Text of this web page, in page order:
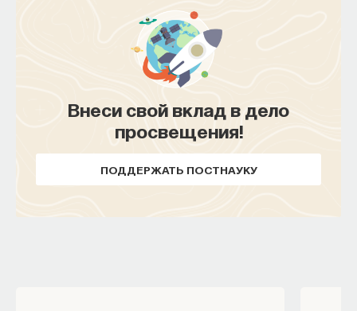
Внеси свой вклад в дело
просвещения!
ПОДДЕРЖАТЬ ПОСТНАУКУ